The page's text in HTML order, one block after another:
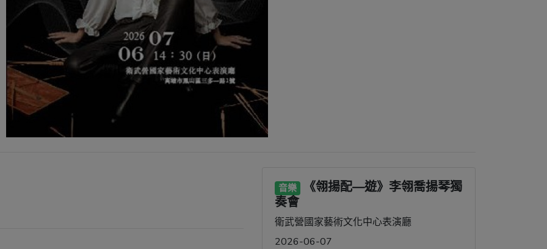
音樂
《翎揚配—遊》李翎喬揚琴獨
奏會
衛武營國家藝術文化中心表演廳
2026-06-07